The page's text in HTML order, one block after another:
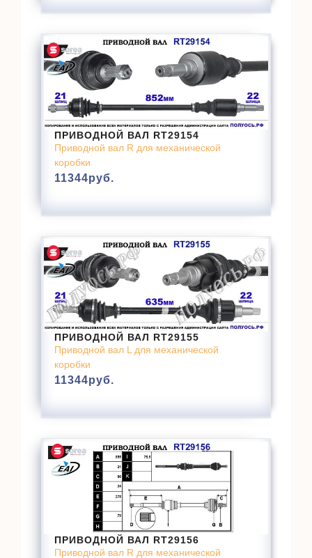
ПРИВОДНОЙ ВАЛ RT29154
Приводной вал R для механической
коробки
11344руб.
ПРИВОДНОЙ ВАЛ RT29155
Приводной вал L для механической
коробки
11344руб.
ПРИВОДНОЙ ВАЛ RT29156
Приводной вал R для механической